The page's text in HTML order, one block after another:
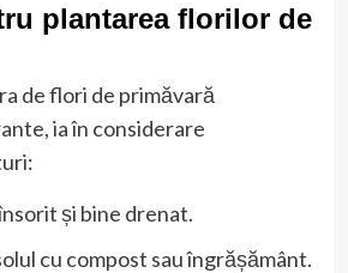
plantarea florilor de
de flori de primăvară
ia în considerare
și bine drenat.
cu compost sau îngrășământ.